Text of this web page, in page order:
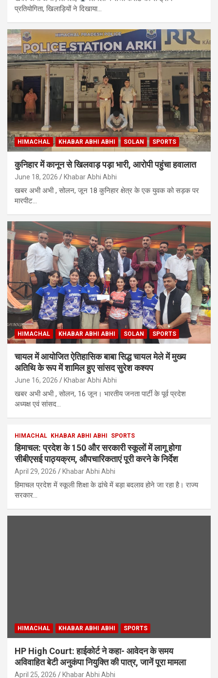
प्रतियोगिता, खिलाड़ियों ने दिखाया…
HIMACHAL KHABAR ABHI ABHI SOLAN SPORTS
कुनिहार में कानून से खिलवाड़ पड़ा भारी, आरोपी पहुंचा हवालात
June 18, 2026 Khabar Abhi Abhi
खबर अभी अभी , सोलन, जून 18 कुनिहार क्षेत्र के एक युवक को सड़क पर
मारपीट…
HIMACHAL KHABAR ABHI ABHI SOLAN SPORTS
चायल में आयोजित ऐतिहासिक बाबा सिद्ध चायल मेले में मुख्य
अतिथि के रूप में शामिल हुए सांसद सुरेश कश्यप
June 16, 2026 Khabar Abhi Abhi
खबर अभी अभी , सोलन, 16 जून। भारतीय जनता पार्टी के पूर्व प्रदेश
अध्यक्ष एवं सांसद…
HIMACHAL KHABAR ABHI ABHI SPORTS
हिमाचल: प्रदेश के 150 और सरकारी स्कूलों में लागू होगा
सीबीएसई पाठ्यक्रम, औपचारिकताएं पूरी करने के निर्देश
April 29, 2026 Khabar Abhi Abhi
हिमाचल प्रदेश में स्कूली शिक्षा के ढांचे में बड़ा बदलाव होने जा रहा है। राज्य
सरकार…
HIMACHAL KHABAR ABHI ABHI SPORTS
HP High Court: हाईकोर्ट ने कहा- आवेदन के समय
अविवाहित बेटी अनुकंपा नियुक्ति की पात्र, जानें पूरा मामला
April 25, 2026 Khabar Abhi Abhi